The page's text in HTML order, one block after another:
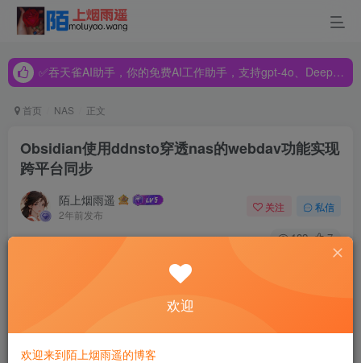
✅吞天雀AI助手，你的免费AI工作助手，支持gpt-4o、DeepSeek、Claude🔥🔥🔥🔥
✅吞天雀AI助手，你的免费AI工作助手，支持gpt-4o、DeepSeek、Claude🔥🔥🔥🔥
首页 NAS 正文
Obsidian使用ddnsto穿透nas的webdav功能实现
跨平台同步
陌上烟雨遥
2年前发布
关注 私信
182 7
之前一直用坚果云的webdav功能做obsidian的跨平台同步
署obsidian时，发现一次同步的文件数量超过了坚果云的限
制（付费用户好像是500次），因此想换个平台来考虑。
欢迎
欢迎来到陌上烟雨遥的博客